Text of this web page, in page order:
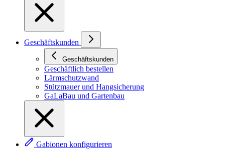
Geschäftskunden
Geschäftskunden
Geschäftlich bestellen
Lärmschutzwand
Stützmauer und Hangsicherung
GaLaBau und Gartenbau
Gabionen konfigurieren